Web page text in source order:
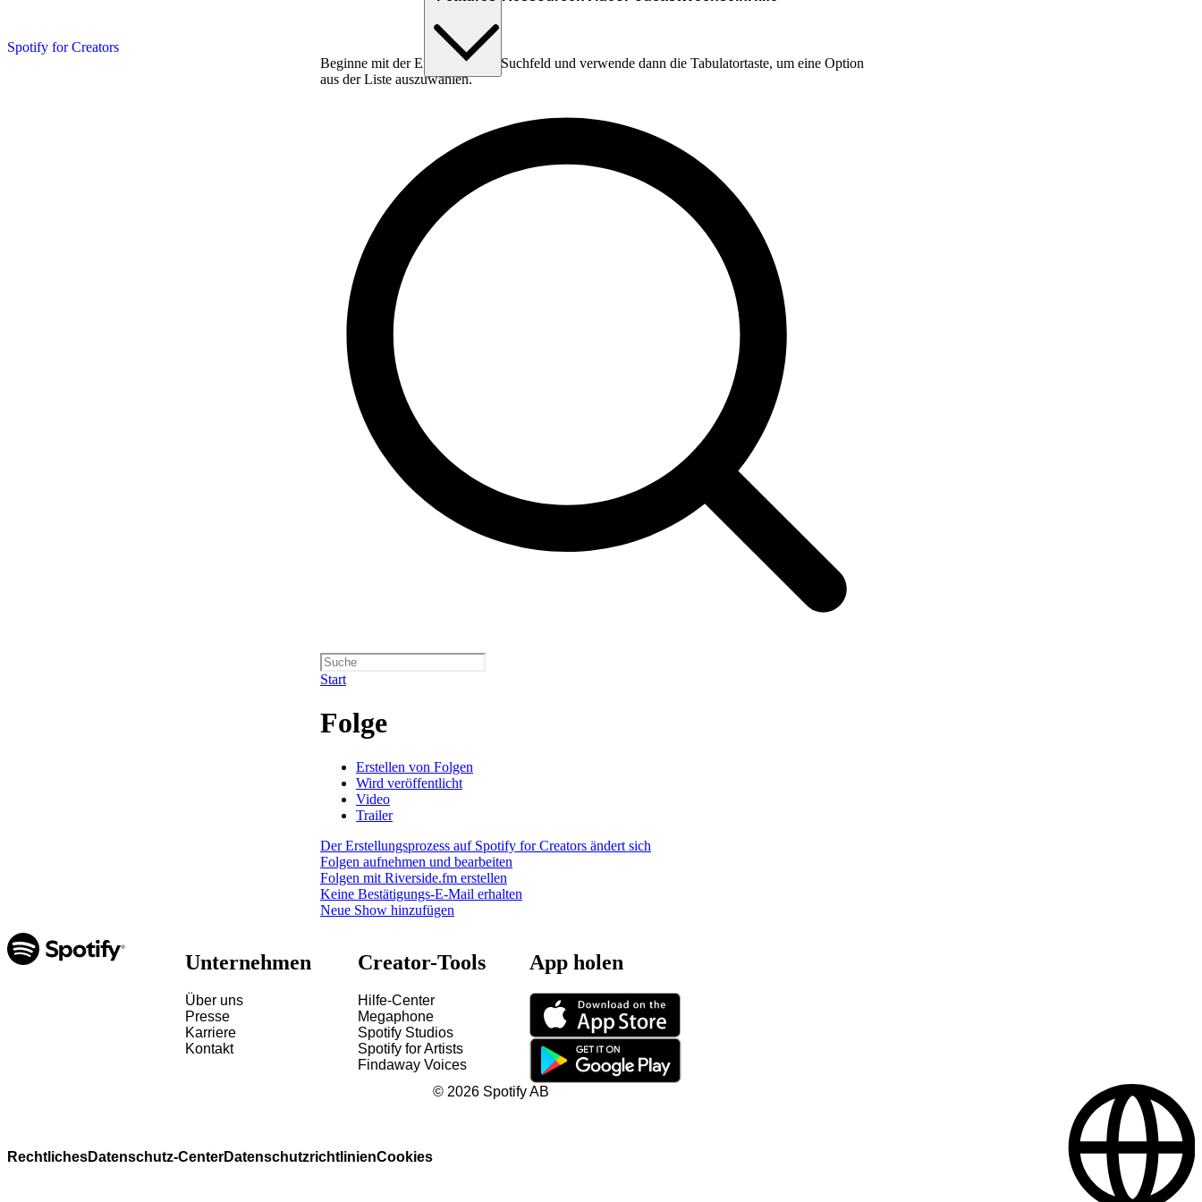
Spotify for Creators
Beginne mit der Eingabe in das Suchfeld und verwende dann die Tabulatortaste, um eine Option
aus der Liste auszuwählen.
Start
Folge
Erstellen von Folgen
Wird veröffentlicht
Video
Trailer
Der Erstellungsprozess auf Spotify for Creators ändert sich
Folgen aufnehmen und bearbeiten
Folgen mit Riverside.fm erstellen
Keine Bestätigungs-E-Mail erhalten
Neue Show hinzufügen
Unternehmen
Über uns
Presse
Karriere
Kontakt
Creator-Tools
Hilfe-Center
Megaphone
Spotify Studios
Spotify for Artists
Findaway Voices
App holen
RechtlichesDatenschutz-CenterDatenschutzrichtlinienCookies
© 2026 Spotify AB